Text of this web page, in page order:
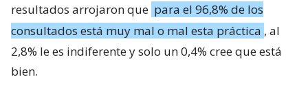
resultados arrojaron que para el 96,8% de los
consultados está muy mal o mal esta práctica , al
2,8% le es indiferente y solo un 0,4% cree que está
bien.